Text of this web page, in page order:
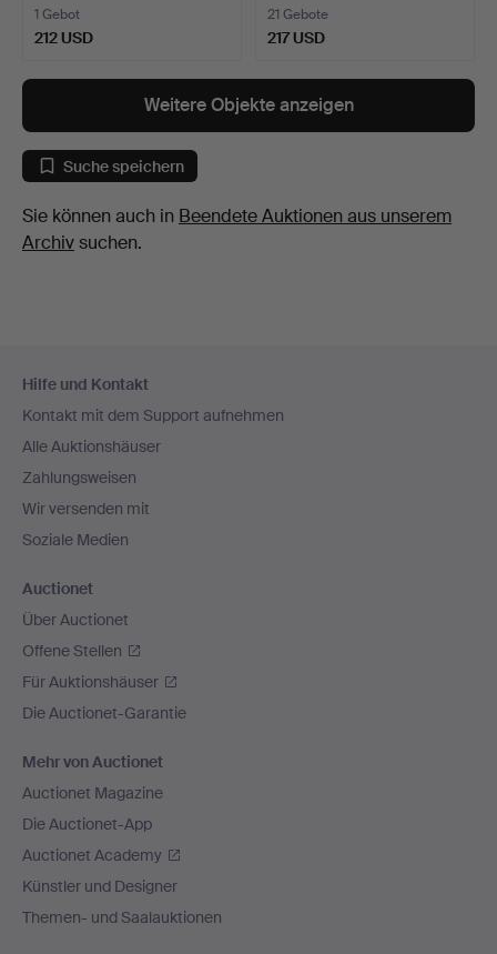
1 Gebot
212 USD
21 Gebote
217 USD
Weitere Objekte anzeigen
Suche speichern
Sie können auch in Beendete Auktionen aus unserem
Archivsuchen.
Navigation
Hilfe und Kontakt
Kontakt mit dem Support aufnehmen
Alle Auktionshäuser
Zahlungsweisen
Wir versenden mit
Soziale Medien
Auctionet
Über Auctionet
Offene Stellen
Für Auktionshäuser
Die Auctionet-Garantie
Mehr von Auctionet
Auctionet Magazine
Die Auctionet-App
Auctionet Academy
Künstler und Designer
Themen- und Saalauktionen